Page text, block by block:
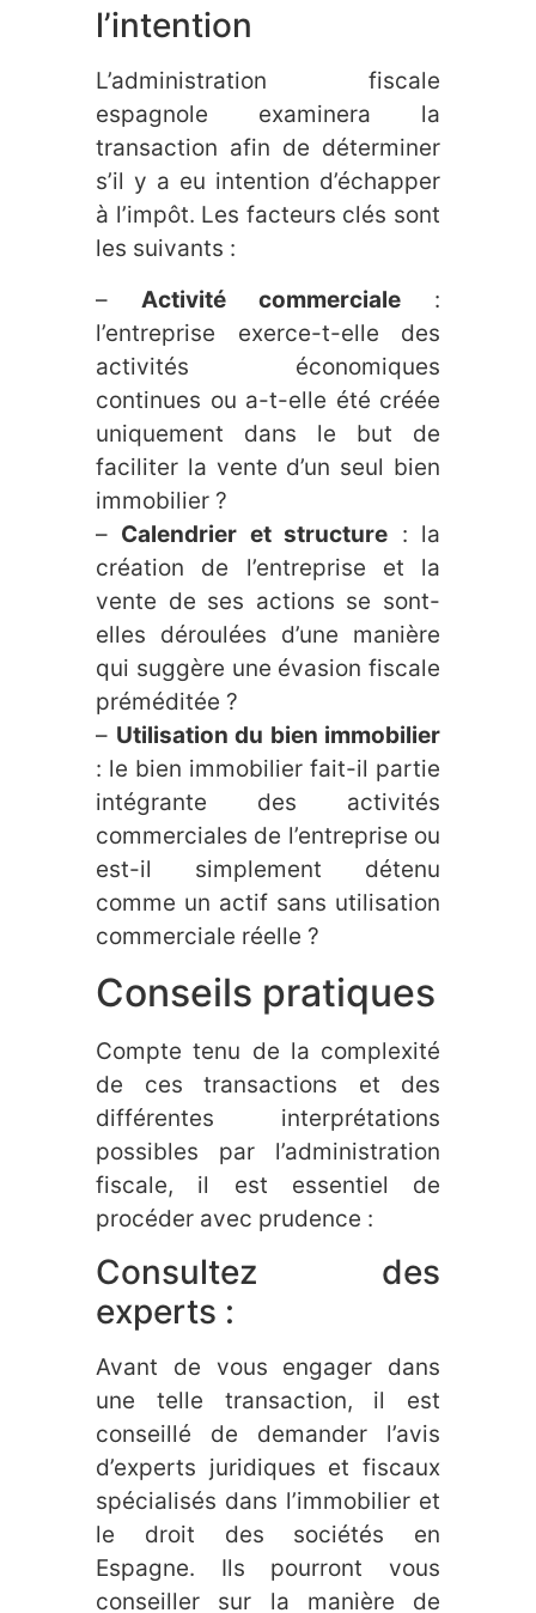
l’intention
L’administration fiscale
espagnole examinera la
transaction afin de déterminer
s’il y a eu intention d’échapper
à l’impôt. Les facteurs clés sont
les suivants :
– Activité commerciale :
l’entreprise exerce-t-elle des
activités économiques
continues ou a-t-elle été créée
uniquement dans le but de
faciliter la vente d’un seul bien
immobilier ?
– Calendrier et structure : la
création de l’entreprise et la
vente de ses actions se sont-
elles déroulées d’une manière
qui suggère une évasion fiscale
préméditée ?
– Utilisation du bien immobilier
: le bien immobilier fait-il partie
intégrante des activités
commerciales de l’entreprise ou
est-il simplement détenu
comme un actif sans utilisation
commerciale réelle ?
Conseils pratiques
Compte tenu de la complexité
de ces transactions et des
différentes interprétations
possibles par l’administration
fiscale, il est essentiel de
procéder avec prudence :
Consultez des
experts :
Avant de vous engager dans
une telle transaction, il est
conseillé de demander l’avis
d’experts juridiques et fiscaux
spécialisés dans l’immobilier et
le droit des sociétés en
Espagne. Ils pourront vous
conseiller sur la manière de